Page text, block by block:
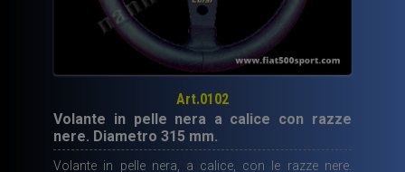
Art.0102
Volante in pelle nera a calice con razze
nere. Diametro 315 mm.
Volante in pelle nera, a calice, con le razze nere.